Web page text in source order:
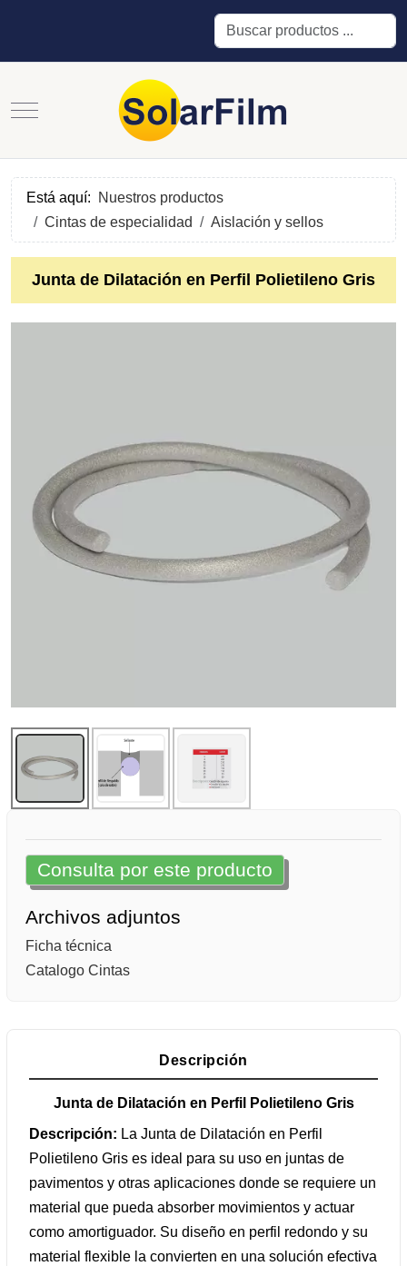
Buscar
Mobile Menu Toggle
Está aquí:
Nuestros productos
Cintas de especialidad
Aislación y sellos
Junta de Dilatación en Perfil Polietileno Gris
Consulta por este producto
Archivos adjuntos
Ficha técnica
Catalogo Cintas
Descripción
Junta de Dilatación en Perfil Polietileno Gris
Descripción: La Junta de Dilatación en Perfil
Polietileno Gris es ideal para su uso en juntas de
pavimentos y otras aplicaciones donde se requiere un
material que pueda absorber movimientos y actuar
como amortiguador. Su diseño en perfil redondo y su
material flexible la convierten en una solución efectiva